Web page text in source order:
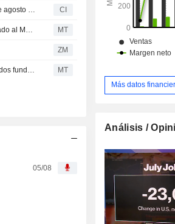
Tanger anuncia el pago de su dividendo trimestral en efectivo el 14 de agosto de 2026 CI
El consejero delegado de Tanger destaca un "tráfico increíble" vinculado al Mundial MT
ZM
Tanger afronta un potencial de revalorización limitado pese a sus sólidos fundamentales, según BofA Securities MT
05/08
Más datos
Análisis /